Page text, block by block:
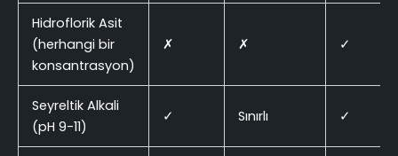
Hidroflorik Asit
(herhangi bir
konsantrasyon)
✗ ✗ ✓
Seyreltik Alkali
(pH 9-11)
✓ Sınırlı ✓